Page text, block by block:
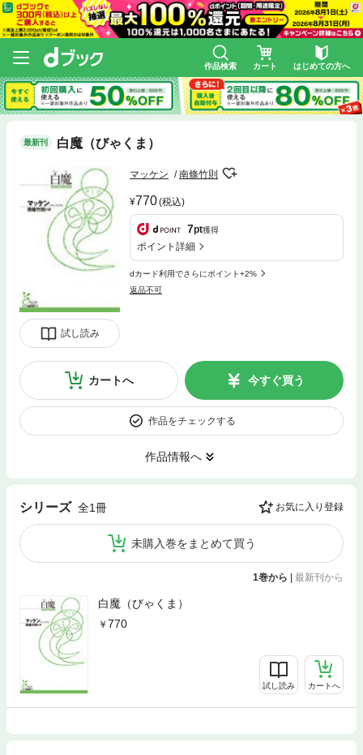
作品検索 カート はじめての方へ
最新刊 白魔（びゃくま）
試し読み
マッケン 南條竹則
770(税込)
7pt獲得
ポイント詳細
dカード利用でさらにポイント+2%
返品不可
カートへ 今すぐ買う
作品をチェックする
作品情報へ
シリーズ 全1冊 お気に入り登録
未購入巻をまとめて買う
1巻から | 最新刊から
白魔（びゃくま）
770
試し読み カートへ